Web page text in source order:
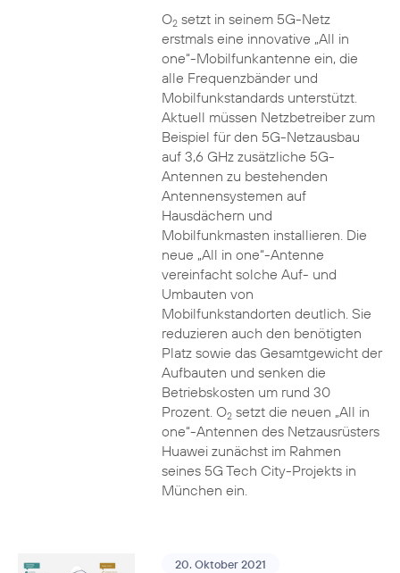
O2setzt in seinem 5G-Netz
erstmals eine innovative „All in
one“-Mobilfunkantenne ein, die
alle Frequenzbänder und
Mobilfunkstandards unterstützt.
Aktuell müssen Netzbetreiber zum
Beispiel für den 5G-Netzausbau
auf 3,6 GHz zusätzliche 5G-
Antennen zu bestehenden
Antennensystemen auf
Hausdächern und
Mobilfunkmasten installieren. Die
neue „All in one“-Antenne
vereinfacht solche Auf- und
Umbauten von
Mobilfunkstandorten deutlich. Sie
reduzieren auch den benötigten
Platz sowie das Gesamtgewicht der
Aufbauten und senken die
Betriebskosten um rund 30
Prozent. O2setzt die neuen „All in
one“-Antennen des Netzausrüsters
Huawei zunächst im Rahmen
seines 5G Tech City-Projekts in
München ein.
20. Oktober 2021